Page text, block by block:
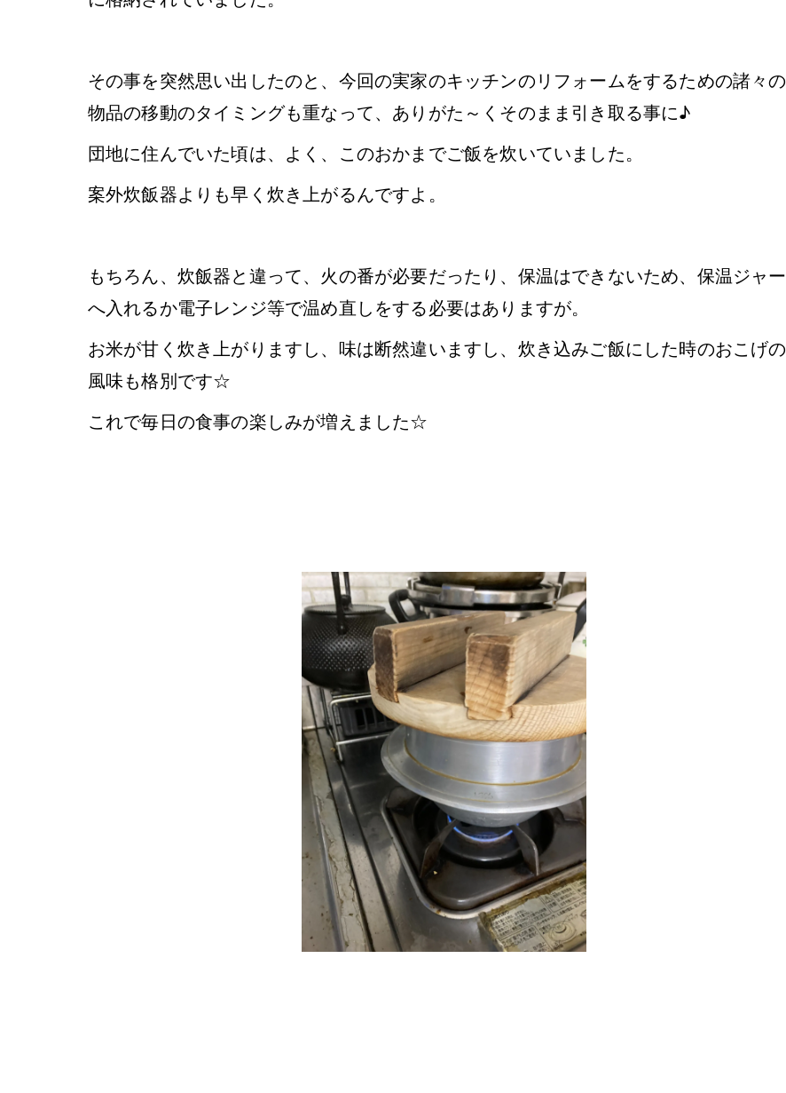
その事を突然思い出したのと、今回の実家のキッチンのリフォームをするための諸々の
物品の移動のタイミングも重なって、ありがた～くそのまま引き取る事に♪
団地に住んでいた頃は、よく、このおかまでご飯を炊いていました。
案外炊飯器よりも早く炊き上がるんですよ。
もちろん、炊飯器と違って、火の番が必要だったり、保温はできないため、保温ジャー
へ入れるか電子レンジ等で温め直しをする必要はありますが。
お米が甘く炊き上がりますし、味は断然違いますし、炊き込みご飯にした時のおこげの
風味も格別です☆
これで毎日の食事の楽しみが増えました☆